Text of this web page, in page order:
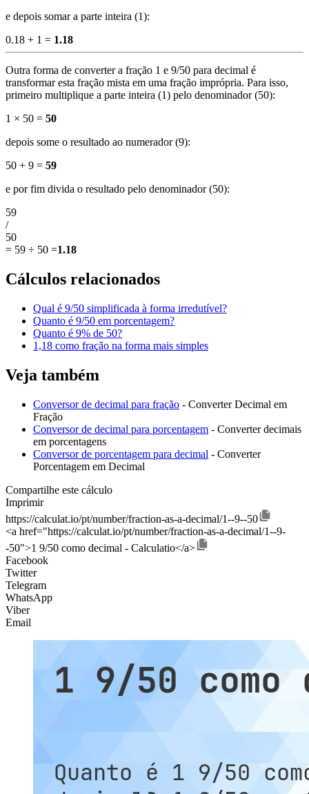
e depois somar a parte inteira (1):
0.18 + 1 = 1.18
Outra forma de converter a fração 1 e 9/50 para decimal é
transformar esta fração mista em uma fração imprópria. Para isso,
primeiro multiplique a parte inteira (1) pelo denominador (50):
1 × 50 = 50
depois some o resultado ao numerador (9):
50 + 9 = 59
e por fim divida o resultado pelo denominador (50):
59
/
50
= 59 ÷ 50 =1.18
Cálculos relacionados
Qual é 9/50 simplificada à forma irredutível?
Quanto é 9/50 em porcentagem?
Quanto é 9% de 50?
1,18 como fração na forma mais simples
Veja também
Conversor de decimal para fração - Converter Decimal em
Fração
Conversor de decimal para porcentagem - Converter decimais
em porcentagens
Conversor de porcentagem para decimal - Converter
Porcentagem em Decimal
Compartilhe este cálculo
Imprimir
https://calculat.io/pt/number/fraction-as-a-decimal/1--9--50
<a href="https://calculat.io/pt/number/fraction-as-a-decimal/1--9-
-50">1 9/50 como decimal - Calculatio</a>
Facebook
Twitter
Telegram
WhatsApp
Viber
Email